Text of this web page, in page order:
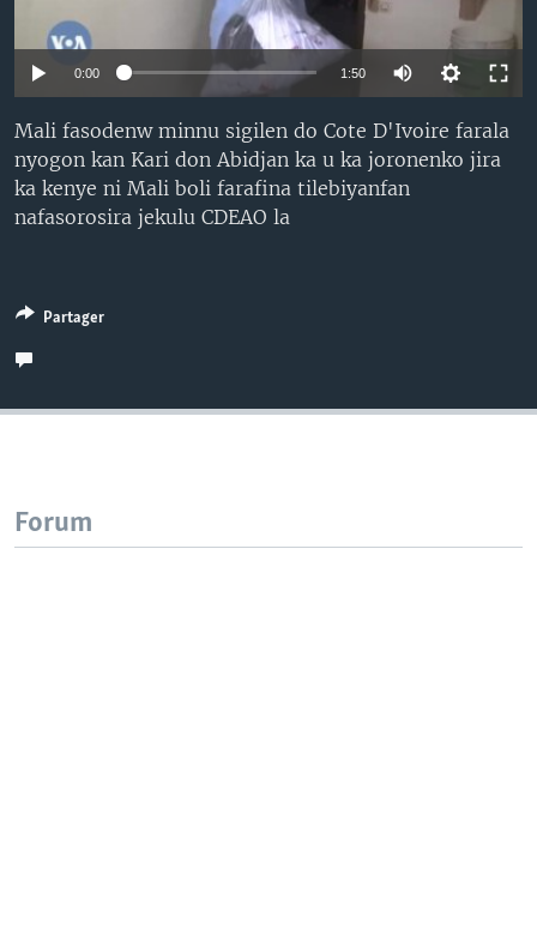
0:00 1:50
Mali fasodenw minnu sigilen do Cote D'Ivoire farala
nyogon kan Kari don Abidjan ka u ka joronenko jira
ka kenye ni Mali boli farafina tilebiyanfan
nafasorosira jekulu CDEAO la
Partager
Forum